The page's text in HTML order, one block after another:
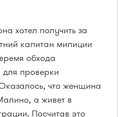
хотел получить за
капитан милиции
обхода
для проверки
что женщина
а живет в
Посчитав это